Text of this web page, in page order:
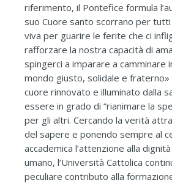
riferimento, il Pontefice formula
suo Cuore santo scorrano per tutti
viva per guarire le ferite che ci
rafforzare la nostra capacità di
spingerci a imparare a camminare
mondo giusto, solidale e fraterno»
cuore rinnovato e illuminato dalla
essere in grado di “rianimare la
per gli altri. Cercando la verità
del sapere e ponendo sempre al
accademica l’attenzione alla
umano, l’Università Cattolica
peculiare contributo alla